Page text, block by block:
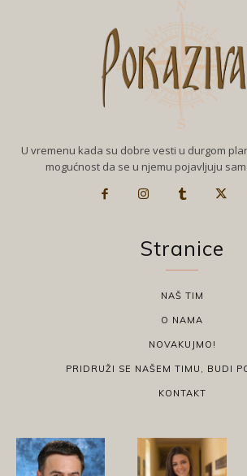
U vremenu kada su dobre vesti u durgom
mogućnost da se u njemu pojavljuju
Stranice
NAŠ TIM
O NAMA
NOVAKUJMO!
PRIDRUŽI SE NAŠEM TIMU, BUDI
KONTAKT